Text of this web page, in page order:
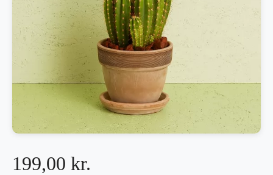
199,00 kr.